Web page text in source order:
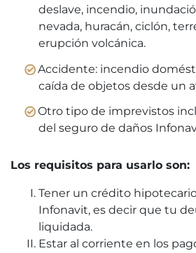
deslave, incendio,
nevada, huracán, ciclón,
erupción volcánica.
Accidente: incendio
caída de objetos desde un
Otro tipo de imprevistos
del seguro de daños
Los requisitos para usarlo son:
Tener un crédito
Infonavit, es decir que tu
liquidada.
Estar al corriente en los